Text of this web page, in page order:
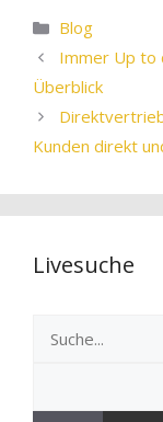
Kategorien
Blog
Immer Up to
Überblick
Kunden direkt
Livesuche